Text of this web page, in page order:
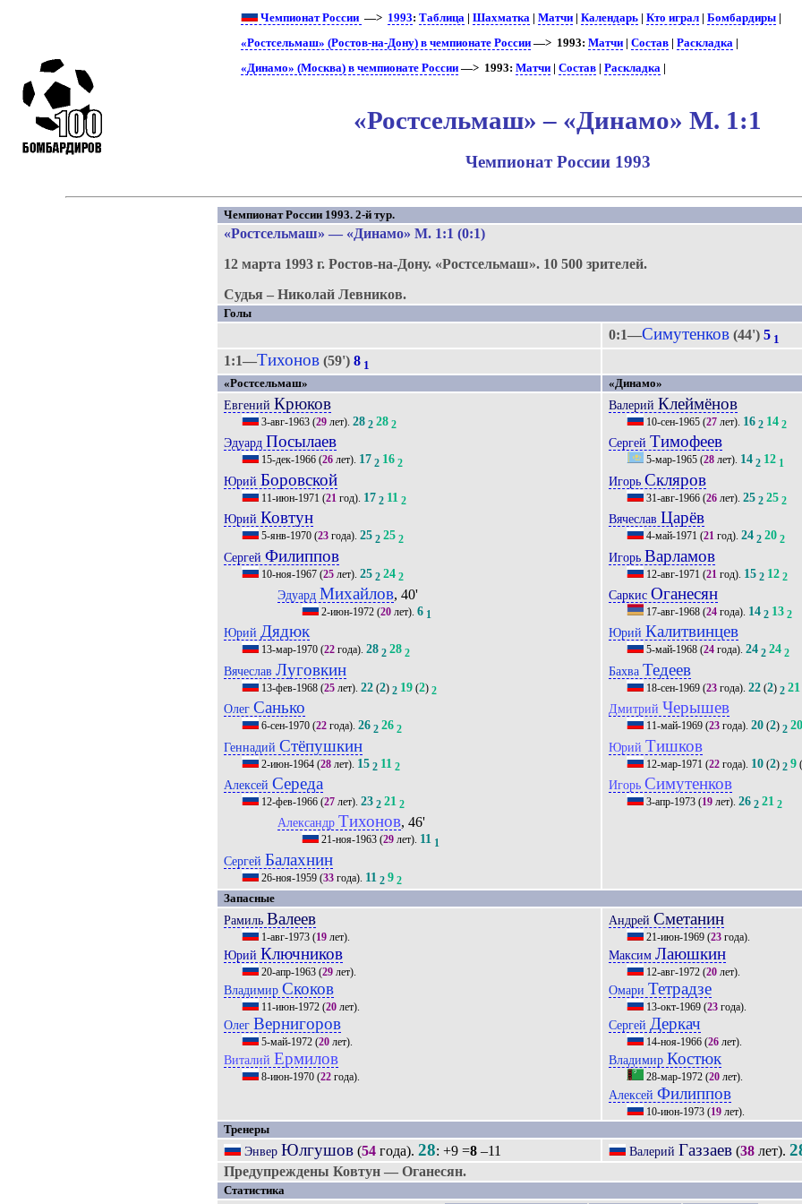
Чемпионат России —> 1993:Таблица |Шахматка |Матчи |Календарь |Кто играл |Бомбардиры
«Ростсельмаш» (Ростов-на-Дону) в чемпионате России —> 1993:Матчи |Состав |Раскладка |
«Динамо» (Москва) в чемпионате России —> 1993:Матчи |Состав |Раскладка |
«Ростсельмаш» – «Динамо» М. 1:1
Чемпионат России 1993
Чемпионат России 1993. 2-й тур.
«Ростсельмаш» — «Динамо» М. 1:1 (0:1)
12 марта 1993 г.Ростов-на-Дону. «Ростсельмаш». 10 500 зрителей.
Судья – Николай Левников.
Голы
0:1—Симутенков (44')5 1
1:1—Тихонов (59')8 1
«Ростсельмаш»
«Динамо»
Евгений Крюков
3-авг-1963 (29 лет).28 2 28 2
ЭдуардПосылаев
15-дек-1966 (26 лет). 17 2 16 2
Юрий Боровской
11-июн-1971 (21 год). 17 2 11 2
Юрий Ковтун
5-янв-1970 (23 года).25 2 25 2
СергейФилиппов
10-ноя-1967 (25 лет).25 2 24 2
Эдуард Михайлов, 40'
2-июн-1972(20лет). 6 1
ЮрийДядюк
13-мар-1970 (22 года).28 2 28 2
ВячеславЛуговкин
13-фев-1968 (25 лет).22 (2) 2 19 (2) 2
ОлегСанько
6-сен-1970 (22 года).26 2 26 2
ГеннадийСтёпушкин
2-июн-1964 (28 лет). 15 2 11 2
АлексейСереда
12-фев-1966 (27 лет).23 2 21 2
АлександрТихонов, 46'
21-ноя-1963(29лет). 11 1
Сергей Балахнин
26-ноя-1959 (33 года). 11 2 9 2
Валерий Клеймёнов
10-сен-1965 (27 лет). 16 2 14 2
СергейТимофеев
5-мар-1965 (28 лет). 14 2 12 1
ИгорьСкляров
31-авг-1966 (26 лет).25 2 25 2
Вячеслав Царёв
4-май-1971 (21 год).24 2 20 2
Игорь Варламов
12-авг-1971 (21 год). 15 2 12 2
СаркисОганесян
17-авг-1968 (24 года). 14 2 13 2
ЮрийКалитвинцев
5-май-1968 (24 года).24 2 24 2
БахваТедеев
18-сен-1969 (23 года).22 (2) 2 21
Дмитрий Черышев
11-май-1969 (23 года).20 (2) 2 20
ЮрийТишков
12-мар-1971 (22 года). 10 (2) 2 9
ИгорьСимутенков
3-апр-1973 (19 лет).26 2 21 2
Запасные
Рамиль Валеев
1-авг-1973 (19 лет).
Юрий Ключников
20-апр-1963 (29 лет).
ВладимирСкоков
11-июн-1972 (20 лет).
Олег Вернигоров
5-май-1972 (20 лет).
Виталий Ермилов
8-июн-1970 (22 года).
АндрейСметанин
21-июн-1969 (23 года).
МаксимЛаюшкин
12-авг-1972 (20 лет).
ОмариТетрадзе
13-окт-1969 (23 года).
Сергей Деркач
14-ноя-1966 (26 лет).
Владимир Костюк
28-мар-1972 (20 лет).
АлексейФилиппов
10-июн-1973 (19 лет).
Тренеры
Энвер Юлгушов (54 года).28: +9 =8 –11 Валерий Газзаев (38 лет).
Предупреждены Ковтун — Оганесян.
Статистика